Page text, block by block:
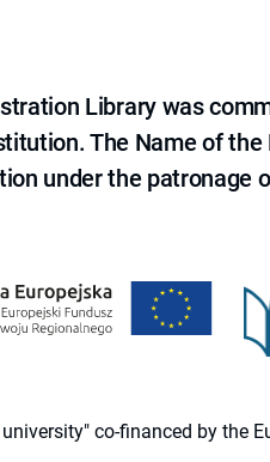
Library was
The Name of
under the patronage
co-financed by the